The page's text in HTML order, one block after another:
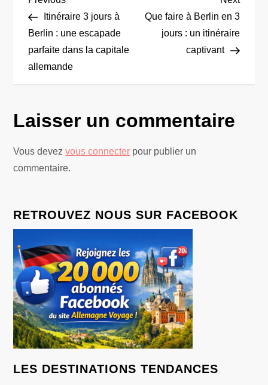
N
a
v
g
a
t
o
n
d
e
l
’
PostItinéraire 3 jours à
Berlin : une escapade
parfaite dans la capitale
allemande
Post
Que faire à Berlin en 3
jours : un itinéraire
captivant
Laisser un commentaire
Vous devezvous connecter pour publier un
commentaire.
RETROUVEZ NOUS SUR FACEBOOK
LES DESTINATIONS TENDANCES